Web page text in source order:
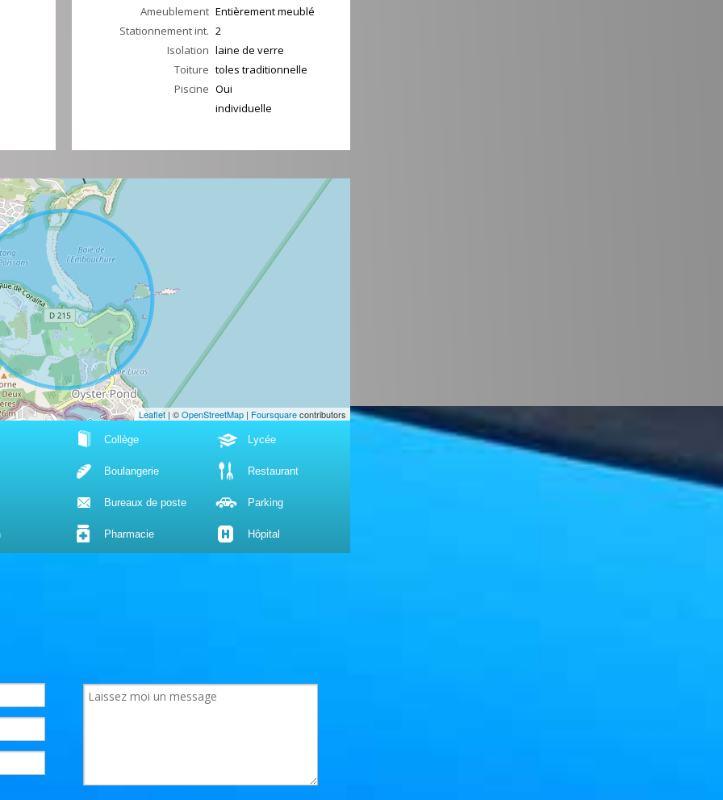
Ameublement Entièrement meublé
Stationnement int. 2
Isolation laine de verre
Toiture toles traditionnelle
Piscine Oui
individuelle
Leaflet | ©OpenStreetMap | Foursquarecontributors
Collège Lycée
Boulangerie Restaurant
Bureaux de poste Parking
Pharmacie Hôpital